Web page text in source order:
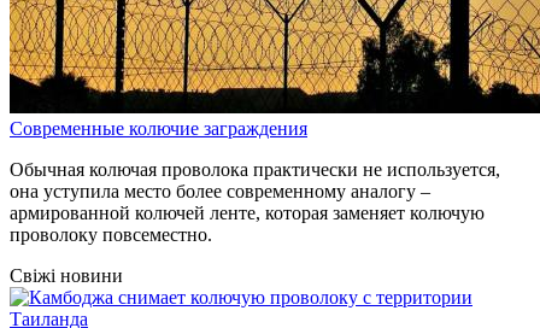
Современные колючие заграждения
Обычная колючая проволока практически не используется,
она уступила место более современному аналогу –
армированной колючей ленте, которая заменяет колючую
проволоку повсеместно.
Свіжі новини